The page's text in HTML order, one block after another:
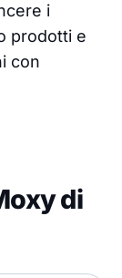
i
prodotti e
con
di